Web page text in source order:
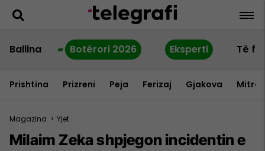
Ballina Botërori 2026 Eksperti Të
Prishtina Prizreni Peja Ferizaj Gjakova
Magazina > Yjet
Milaim Zeka shpjegon incidentin e